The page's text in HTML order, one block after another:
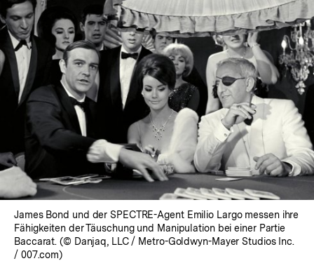
In
Lightbox
öffnen
James Bond und der SPECTRE-Agent Emilio Largo messen ihre
Fähigkeiten der Täuschung und Manipulation bei einer Partie
Baccarat. (© Danjaq, LLC / Metro-Goldwyn-Mayer Studios Inc.
/ 007.com)